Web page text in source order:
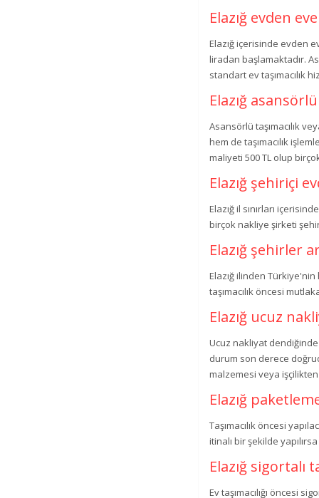
Elazığ evden
Elazığ içerisinde evden
liradan başlamaktadır.
standart ev taşımacılık
Elazığ asansörlü
Asansörlü taşımacılık
hem de taşımacılık
maliyeti 500 TL olup
Elazığ şehiriçi
Elazığ il sınırları
birçok nakliye şirketi
Elazığ şehirler
Elazığ ilinden Türkiye'nin
taşımacılık öncesi
Elazığ ucuz
Ucuz nakliyat
durum son derece
malzemesi veya
Elazığ
Taşımacılık öncesi
itinalı bir şekilde
Elazığ sigortalı
Ev taşımacılığı öncesi